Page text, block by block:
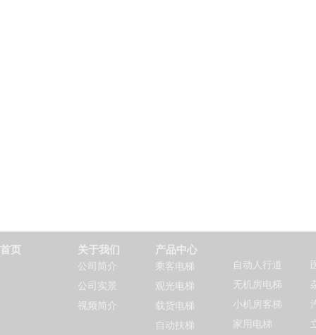
首页 关于我们
公司简介
公司实景
视频简介
产品中心
乘客电梯
观光电梯
载货电梯
自动扶梯
自动人行道
无机房电梯
小机房客梯
家用电梯